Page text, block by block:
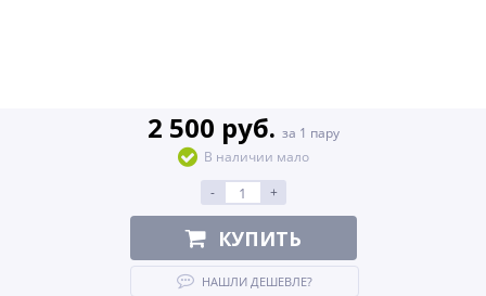
2 500 руб. за 1 пару
В наличии мало
-
+
КУПИТЬ
НАШЛИ ДЕШЕВЛЕ?